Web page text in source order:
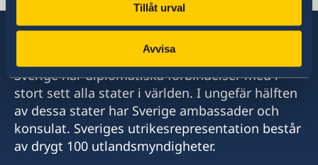
Tillåt urval
Avvisa
Sveriges honorärkonsulat Akureyri
Honorärkonsul Eva Halapi
Tel. +354 891 87 77
E-post: eva.halapi@gmail.com
Munkaþverárstræti 3
600 Akureyri
Island
Sveriges honorärkonsulat Seyðisfjörður
Honorärkonsul Hanna Christel Sigurkarlsdóttir
Tel. +354 847 7207
E-post: hannachristel@gmail.com
Fossgata 4
710 Seyðisfjörður
Sverige har diplomatiska förbindelser med i
stort sett alla stater i världen. I ungefär hälften
av dessa stater har Sverige ambassader och
konsulat. Sveriges utrikesrepresentation består
av drygt 100 utlandsmyndigheter.